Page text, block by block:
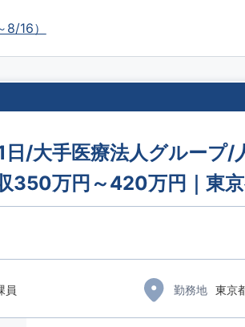
16）
日/大手医療法人グループ/
350万円～420万円｜東
員 勤務地 東京